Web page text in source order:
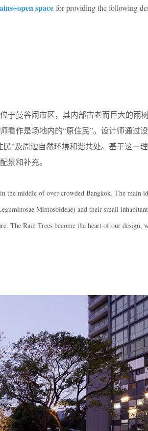
space for providing the following
于曼谷闹市区，其内部古老而巨大的雨
看作是场地内的“原住民”。设计师通过
”及周边自然环境和谐共处。基于这一
景和补充。
the middle of over-crowded Bangkok. The main
Mimosoideae) and their small
The Rain Trees become the heart of our design,